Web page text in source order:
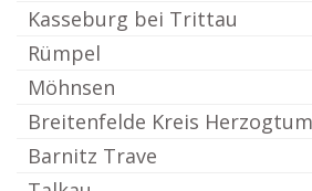
Kasseburg bei Trittau
Rümpel
Möhnsen
Breitenfelde Kreis
Barnitz Trave